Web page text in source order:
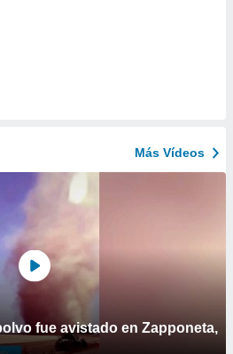
Más Vídeos
fue avistado en Zapponeta,